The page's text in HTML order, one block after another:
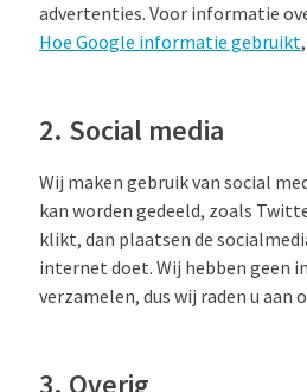
advertenties. Voor informatie
Hoe Google informatie gebruikt,
2. Social media
Wij maken gebruik van social
kan worden gedeeld, zoals
klikt, dan plaatsen de
internet doet. Wij hebben geen
verzamelen, dus wij raden u
3. Overig